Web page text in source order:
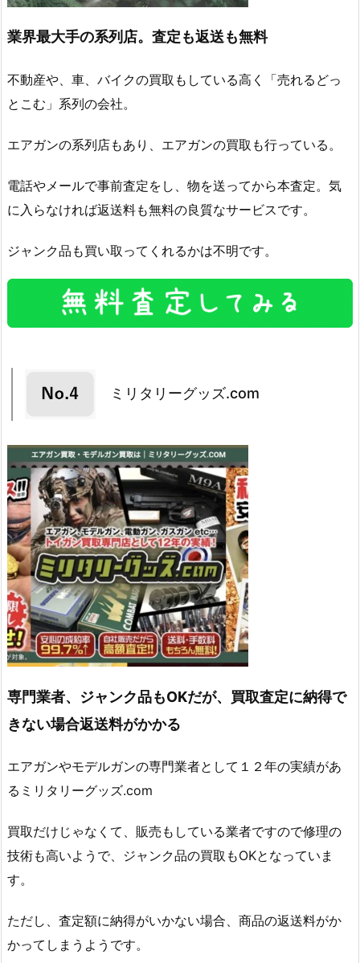
業界最大手の系列店。査定も返送も無料
不動産や、車、バイクの買取もしている高く「売れるどっ
とこむ」系列の会社。
エアガンの系列店もあり、エアガンの買取も行っている。
電話やメールで事前査定をし、物を送ってから本査定。気
に入らなければ返送料も無料の良質なサービスです。
ジャンク品も買い取ってくれるかは不明です。
ミリタリーグッズ.com
専門業者、ジャンク品もOKだが、買取査定に納得で
きない場合返送料がかかる
エアガンやモデルガンの専門業者として１２年の実績があ
るミリタリーグッズ.com
買取だけじゃなくて、販売もしている業者ですので修理の
技術も高いようで、ジャンク品の買取もOKとなっていま
す。
ただし、査定額に納得がいかない場合、商品の返送料がか
かってしまうようです。